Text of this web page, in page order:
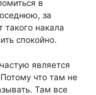
в
за
такого накала
спокойно.
является
что там не
Там все